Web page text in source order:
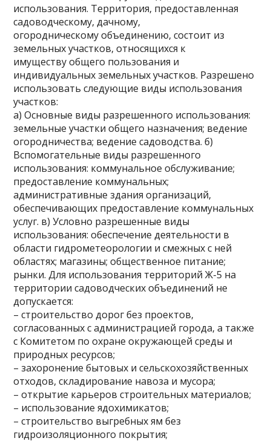
использования. Территория, предоставленная
садоводческому, дачному,
огородническому объединению, состоит из
земельных участков, относящихся к
имуществу общего пользования и
индивидуальных земельных участков. Разрешено
использовать следующие виды использования
участков:
а) Основные виды разрешенного использования:
земельные участки общего назначения; ведение
огородничества; ведение садоводства. б)
Вспомогательные виды разрешенного
использования: коммунальное обслуживание;
предоставление коммунальных;
административные здания организаций,
обеспечивающих предоставление коммунальных
услуг. в) Условно разрешенные виды
использования: обеспечение деятельности в
области гидрометеорологии и смежных с ней
областях; магазины; общественное питание;
рынки. Для использования территорий Ж-5 на
территории садоводческих объединений не
допускается:
– строительство дорог без проектов,
согласованных с администрацией города, а также
с Комитетом по охране окружающей среды и
природных ресурсов;
– захоронение бытовых и сельскохозяйственных
отходов, складирование навоза и мусора;
– открытие карьеров строительных материалов;
– использование ядохимикатов;
– строительство выгребных ям без
гидроизоляционного покрытия;